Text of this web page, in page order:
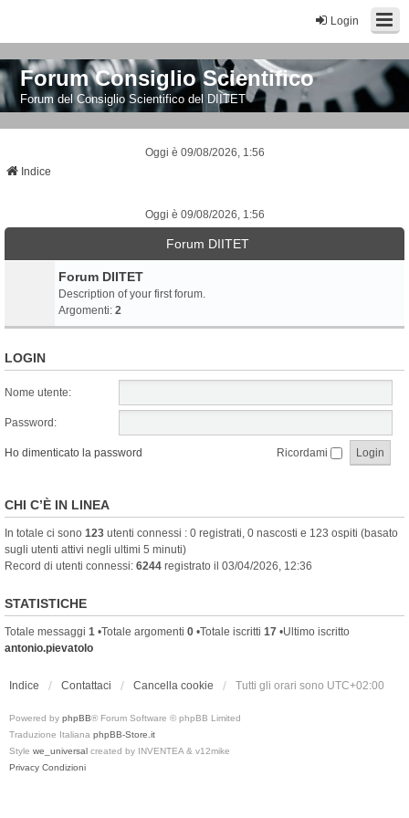
Login
Forum Consiglio Scientifico
Forum del Consiglio Scientifico del DIITET
Oggi è 09/08/2026, 1:56
Indice
Oggi è 09/08/2026, 1:56
Forum DIITET
Forum DIITET
Description of your first forum.
Argomenti: 2
LOGIN
Nome utente:
Password:
Ho dimenticato la password Ricordami
CHI C’È IN LINEA
In totale ci sono 123 utenti connessi : 0 registrati, 0 nascosti e 123 ospiti (basato
sugli utenti attivi negli ultimi 5 minuti)
Record di utenti connessi: 6244 registrato il 03/04/2026, 12:36
STATISTICHE
Totale messaggi 1 •Totale argomenti 0 •Totale iscritti 17 •Ultimo iscritto
antonio.pievatolo
Indice Contattaci Cancella cookie Tutti gli orari sono UTC+02:00
Powered by phpBB® Forum Software © phpBB Limited
Traduzione Italiana phpBB-Store.it
Style we_universal created by INVENTEA & v12mike
Privacy Condizioni